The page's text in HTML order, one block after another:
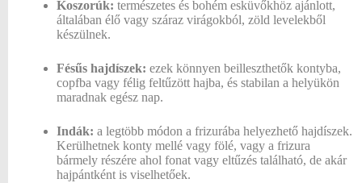
Koszorúk: természetes és bohém esküvőkhöz ajánlott,
általában élő vagy száraz virágokból, zöld levelekből
készülnek.
Fésűs hajdíszek: ezek könnyen beilleszthetők kontyba,
copfba vagy félig feltűzött hajba, és stabilan a helyükön
maradnak egész nap.
Indák: a legtöbb módon a frizurába helyezhető hajdíszek.
Kerülhetnek konty mellé vagy fölé, vagy a frizura
bármely részére ahol fonat vagy eltűzés található, de akár
hajpántként is viselhetőek.